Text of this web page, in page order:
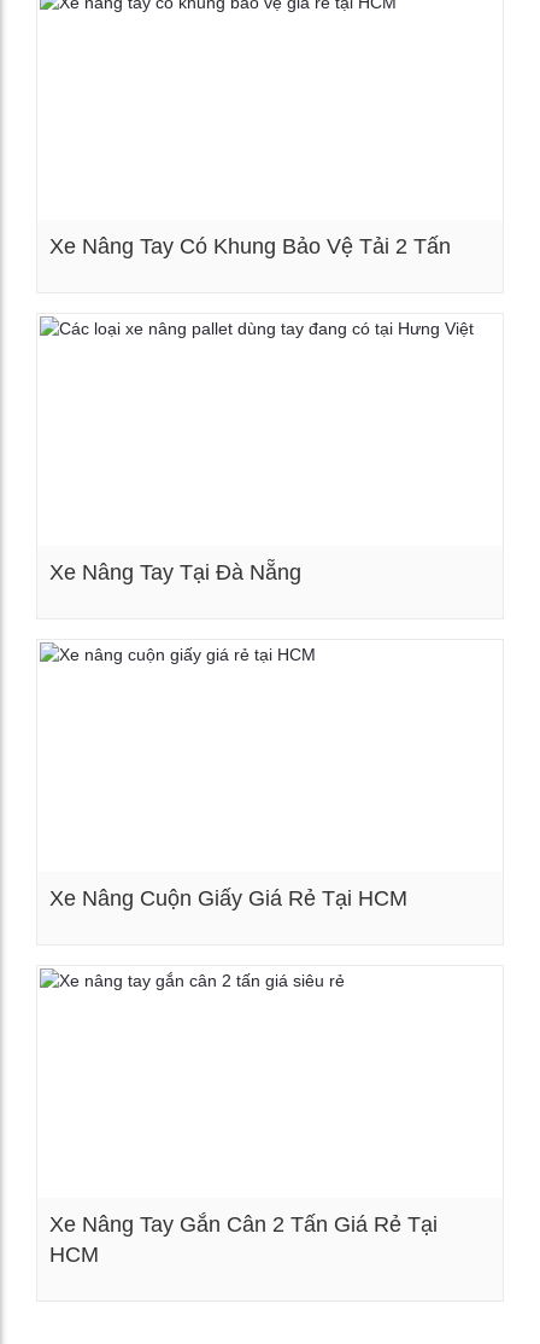
Xe Nâng Tay Có Khung Bảo Vệ Tải 2 Tấn
Xe Nâng Tay Tại Đà Nẵng
Xe Nâng Cuộn Giấy Giá Rẻ Tại HCM
Xe Nâng Tay Gắn Cân 2 Tấn Giá Rẻ Tại
HCM